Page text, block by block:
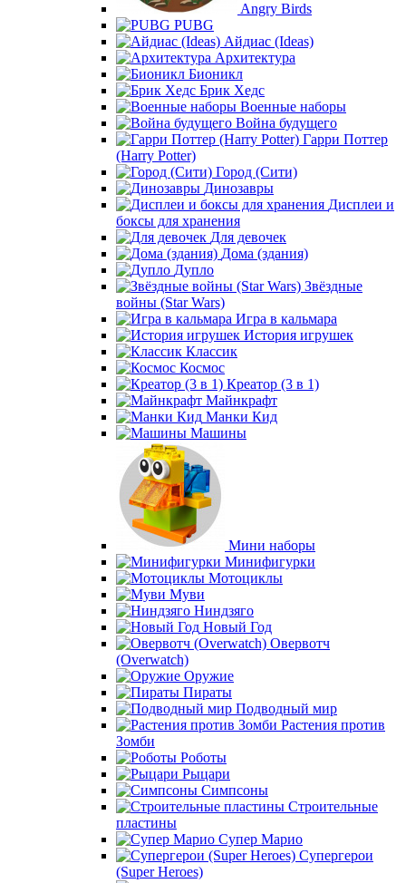
Angry Birds
PUBG
Айдиас (Ideas)
Архитектура
Бионикл
Брик Хедс
Военные наборы
Война будущего
Гарри Поттер
(Harry Potter)
Город (Сити)
Динозавры
Дисплеи и
боксы для хранения
Для девочек
Дома (здания)
Дупло
Звёздные
войны (Star Wars)
Игра в кальмара
История игрушек
Классик
Космос
Креатор (3 в 1)
Майнкрафт
Манки Кид
Машины
Мини наборы
Минифигурки
Мотоциклы
Муви
Ниндзяго
Новый Год
Овервотч
(Overwatch)
Оружие
Пираты
Подводный мир
Растения против
Зомби
Роботы
Рыцари
Симпсоны
Строительные
пластины
Супер Марио
Супергерои
(Super Heroes)